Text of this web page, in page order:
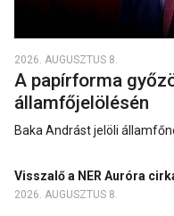
2026. AUGUSZTUS 8.
A papírforma
államfőjelölésén
Baka Andrást jelöli
Visszalő a NER Auróra
2026. AUGUSZTUS 8.